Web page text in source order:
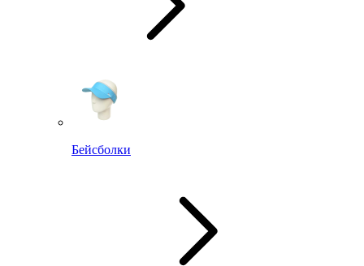
Бейсболки